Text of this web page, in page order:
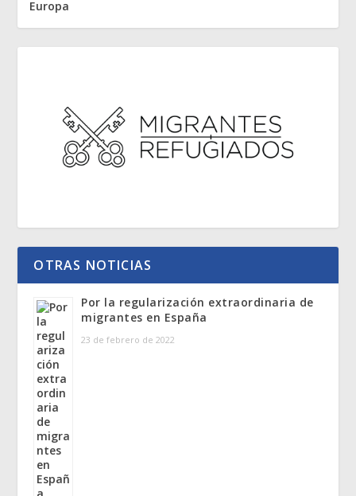
Europa
OTRAS NOTICIAS
Por la regularización extraordinaria de
migrantes en España
23 de febrero de 2022